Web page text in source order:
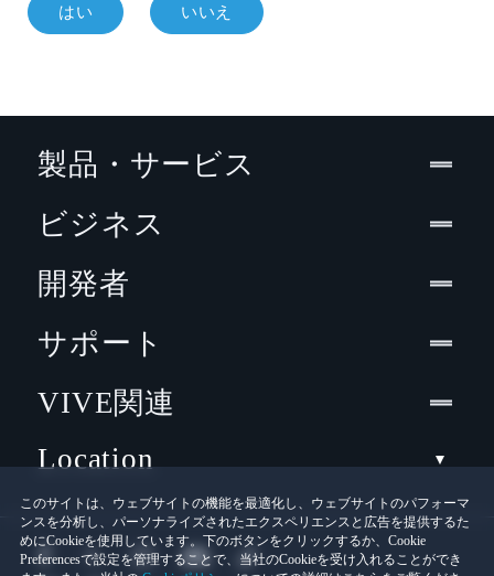
はい いいえ
このサイトは、ウェブサイトの機能を最適化し、ウェブサイトのパフォーマ
ンスを分析し、パーソナライズされたエクスペリエンスと広告を提供するた
めにCookieを使用しています。下のボタンをクリックするか、Cookie
Preferencesで設定を管理することで、当社のCookieを受け入れることができ
製品・サービス
ビジネス
開発者
サポート
VIVE関連
Location